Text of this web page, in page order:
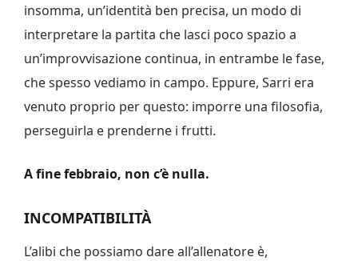
insomma, un’identità ben precisa, un modo di
interpretare la partita che lasci poco spazio a
un’improvvisazione continua, in entrambe le fase,
che spesso vediamo in campo. Eppure, Sarri era
venuto proprio per questo: imporre una filosofia,
perseguirla e prenderne i frutti.
A fine febbraio, non c’è nulla.
INCOMPATIBILITÀ
L’alibi che possiamo dare all’allenatore è,